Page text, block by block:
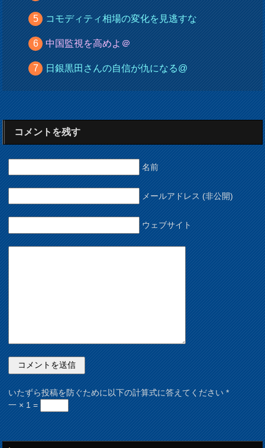
コモディティ相場の変化を見逃すな
中国監視を高めよ＠
日銀黒田さんの自信が仇になる@
コメントを残す
名前
メールアドレス (非公開)
ウェブサイト
いたずら投稿を防ぐために以下の計算式に答えてください*
一 × 1 =